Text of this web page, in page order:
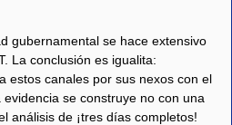
gubernamental se hace extensivo
La conclusión es igualita:
estos canales por sus nexos con el
se construye no con una
análisis de ¡tres días completos!